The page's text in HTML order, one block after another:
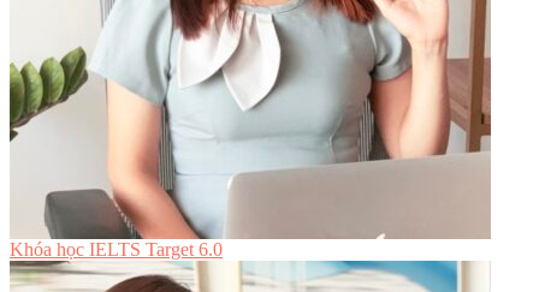
Khóa học IELTS Target 6.0